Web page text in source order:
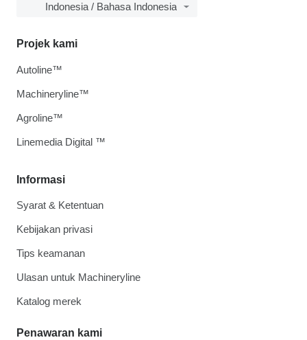
Indonesia / Bahasa Indonesia
Informasi
Syarat & Ketentuan
Kebijakan privasi
Tips keamanan
Ulasan untuk Machineryline
Katalog merek
Penawaran kami
Projek kami
Autoline™
Machineryline™
Agroline™
Linemedia Digital ™